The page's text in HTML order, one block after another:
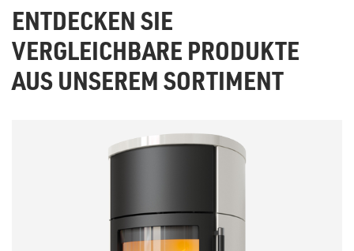
ENTDECKEN SIE
VERGLEICHBARE PRODUKTE
AUS UNSEREM SORTIMENT